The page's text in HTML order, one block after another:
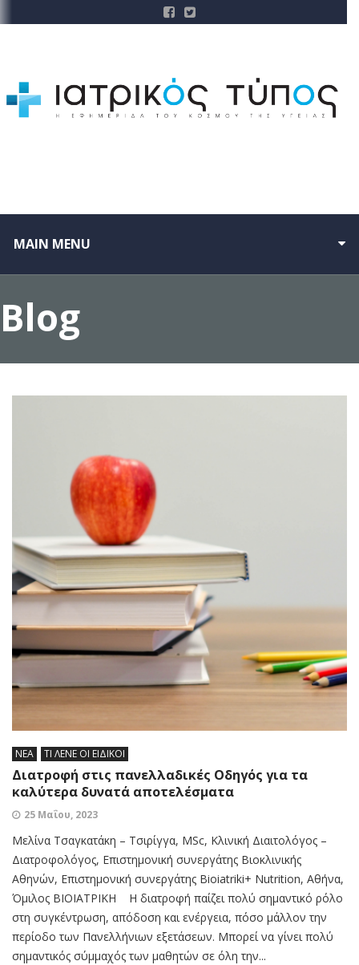
MAIN MENU
Blog
ΝΕΑ ΤΙ ΛΕΝΕ ΟΙ ΕΙΔΙΚΟΙ
Διατροφή στις πανελλαδικές Οδηγός για τα
καλύτερα δυνατά αποτελέσματα
25 Μαΐου, 2023
Μελίνα Τσαγκατάκη – Τσιρίγγα, MSc, Κλινική Διαιτολόγος –
Διατροφολόγος, Επιστημονική συνεργάτης Βιοκλινικής
Αθηνών, Επιστημονική συνεργάτης Bioiatriki+ Nutrition, Αθήνα,
Όμιλος ΒΙΟΙΑΤΡΙΚΗ Η διατροφή παίζει πολύ σημαντικό ρόλο
στη συγκέντρωση, απόδοση και ενέργεια, πόσο μάλλον την
περίοδο των Πανελλήνιων εξετάσεων. Μπορεί να γίνει πολύ
σημαντικός σύμμαχός των μαθητών σε όλη την...